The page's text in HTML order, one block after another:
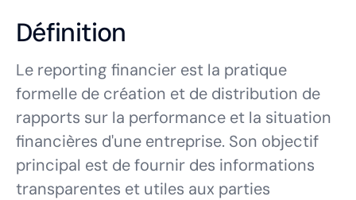
Définition
Le reporting financier est la pratique
formelle de création et de distribution de
rapports sur la performance et la situation
financières d'une entreprise. Son objectif
principal est de fournir des informations
transparentes et utiles aux parties